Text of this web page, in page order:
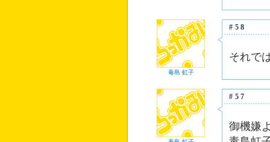
毒島 虹子
#58
それで
#57
御機嫌